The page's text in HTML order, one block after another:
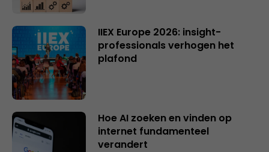
IIEX Europe 2026: insight-
professionals verhogen het
plafond
Hoe AI zoeken en vinden op
internet fundamenteel
verandert